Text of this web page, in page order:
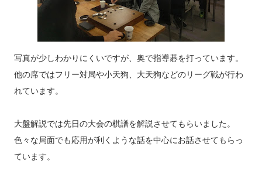
写真が少しわかりにくいですが、奥で指導碁を打っています。
他の席ではフリー対局や小天狗、大天狗などのリーグ戦が行わ
れています。
大盤解説では先日の大会の棋譜を解説させてもらいました。
色々な局面でも応用が利くような話を中心にお話させてもらっ
ています。